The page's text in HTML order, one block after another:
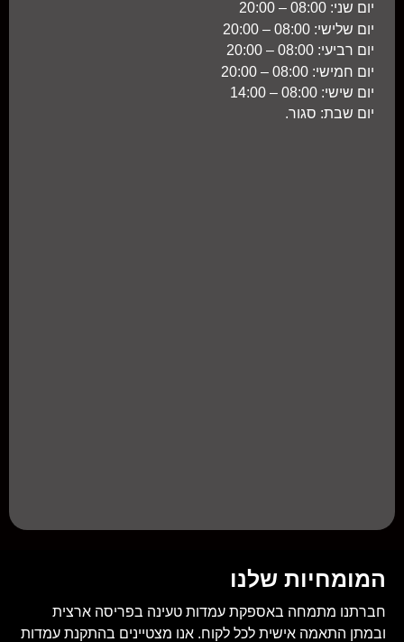
יום שני: 08:00 – 20:00
יום שלישי: 08:00 – 20:00
יום רביעי: 08:00 – 20:00
יום חמישי: 08:00 – 20:00
יום שישי: 08:00 – 14:00
יום שבת: סגור.
המומחיות שלנו
חברתנו מתמחה באספקת עמדות טעינה בפריסה ארצית
ובמתן התאמה אישית לכל לקוח. אנו מצטיינים בהתקנת עמדות